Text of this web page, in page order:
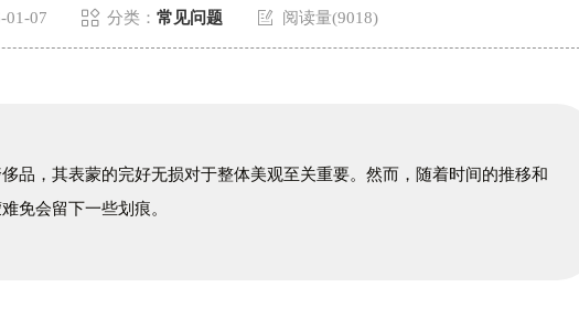
01-07  分类： 常见问题  阅读量(9018)
品，其表蒙的完好无损对于整体美观至关重要。然而，随着时间的推移和
免会留下一些划痕。